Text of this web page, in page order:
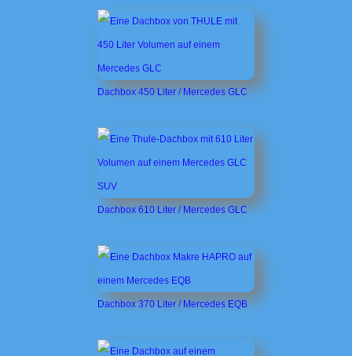
Dachbox 450 Liter / Mercedes GLC
Dachbox 610 Liter / Mercedes GLC
Dachbox 370 Liter / Mercedes EQB